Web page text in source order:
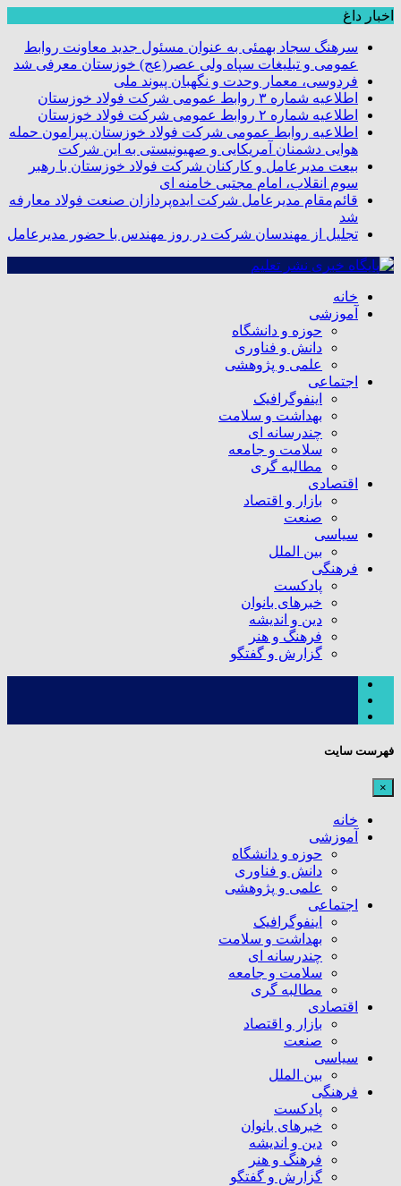
اخبار داغ
سرهنگ سجاد بهمئی به عنوان مسئول جدید معاونت روابط
عمومی و تبلیغات سپاه ولی عصر(عج) خوزستان معرفی شد
فردوسی، معمار وحدت و نگهبان پیوند ملی
اطلاعیه شماره ۳ روابط عمومی شرکت فولاد خوزستان
اطلاعیه شماره ۲ روابط عمومی شرکت فولاد خوزستان
اطلاعیه روابط عمومی شرکت فولاد خوزستان پیرامون حمله
هوایی دشمنان آمریکایی و صهیونیستی به این شرکت
بیعت مدیرعامل و کارکنان شرکت فولاد خوزستان با رهبر
سوم انقلاب، امام مجتبی خامنه ای
قائم‌مقام مدیرعامل شرکت ایده‌پردازان صنعت فولاد معارفه
شد
تجلیل از مهندسان شرکت در روز مهندس با حضور مدیرعامل
خانه
آموزشی
حوزه و دانشگاه
دانش و فناوری
علمی و پژوهشی
اجتماعی
اینفوگرافیک
بهداشت و سلامت
چندرسانه ای
سلامت و جامعه
مطالبه گری
اقتصادی
بازار و اقتصاد
صنعت
سیاسی
بین الملل
فرهنگی
پادکست
خبرهای بانوان
دین و اندیشه
فرهنگ و هنر
گزارش و گفتگو
فهرست سایت
×
خانه
آموزشی
حوزه و دانشگاه
دانش و فناوری
علمی و پژوهشی
اجتماعی
اینفوگرافیک
بهداشت و سلامت
چندرسانه ای
سلامت و جامعه
مطالبه گری
اقتصادی
بازار و اقتصاد
صنعت
سیاسی
بین الملل
فرهنگی
پادکست
خبرهای بانوان
دین و اندیشه
فرهنگ و هنر
گزارش و گفتگو